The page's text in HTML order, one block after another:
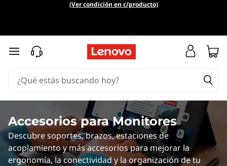
o
m
u
e
(Ver condición en c/producto)
Ir al contenido principal
Accesorios para Monitores
Descubre soportes, brazos, estaciones de
acoplamiento y más accesorios para mejorar la
ergonomía, la conectividad y la organización de tu